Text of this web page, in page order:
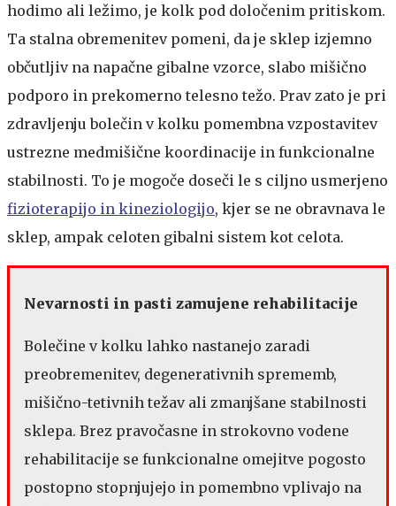
hodimo ali ležimo, je kolk pod določenim pritiskom.
Ta stalna obremenitev pomeni, da je sklep izjemno
občutljiv na napačne gibalne vzorce, slabo mišično
podporo in prekomerno telesno težo. Prav zato je pri
zdravljenju bolečin v kolku pomembna vzpostavitev
ustrezne medmišične koordinacije in funkcionalne
stabilnosti. To je mogoče doseči le s ciljno usmerjeno
fizioterapijo in kineziologijo, kjer se ne obravnava le
sklep, ampak celoten gibalni sistem kot celota.
Nevarnosti in pasti zamujene rehabilitacije
Bolečine v kolku lahko nastanejo zaradi
preobremenitev, degenerativnih sprememb,
mišično-tetivnih težav ali zmanjšane stabilnosti
sklepa. Brez pravočasne in strokovno vodene
rehabilitacije se funkcionalne omejitve pogosto
postopno stopnjujejo in pomembno vplivajo na